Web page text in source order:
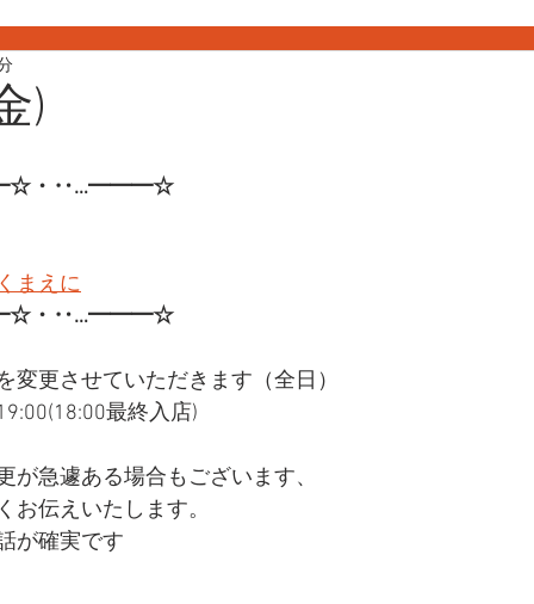
)
・‥…━━━☆
まえに
・‥…━━━☆
変更させていただきます（全日）
最終入店)
急遽ある場合もございます、
お伝えいたします。
が確実です